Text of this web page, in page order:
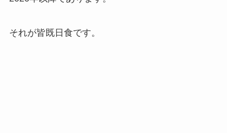
それが皆既日食です。